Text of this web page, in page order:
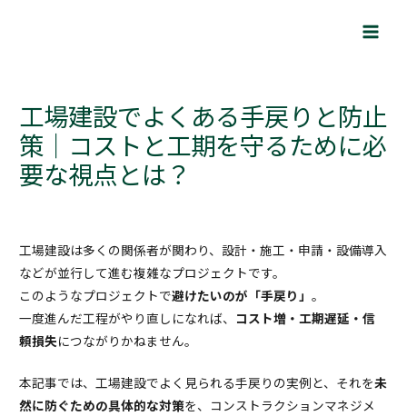
工場建設でよくある手戻りと防止
策｜コストと工期を守るために必
要な視点とは？
工場建設は多くの関係者が関わり、設計・施工・申請・設備導入
などが並行して進む複雑なプロジェクトです。
このようなプロジェクトで避けたいのが「手戻り」。
一度進んだ工程がやり直しになれば、 コスト増・工期遅延・信
頼損失につながりかねません。
本記事では、工場建設でよく見られる手戻りの実例と、それを未
然に防ぐための具体的な対策を、コンストラクションマネジメ